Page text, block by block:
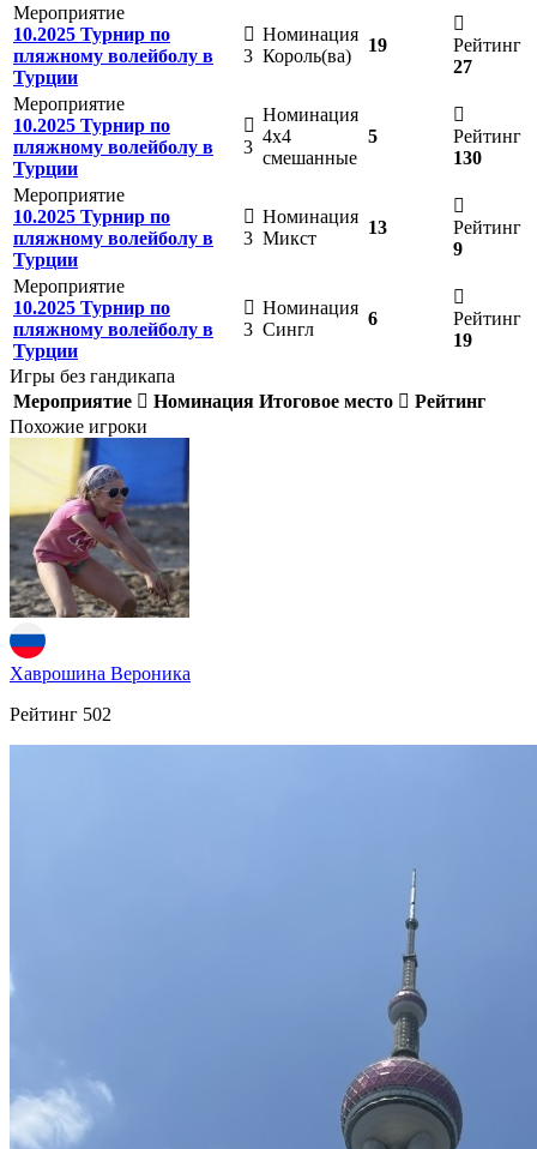
Мероприятие
10.2025 Турнир по
пляжному волейболу в
Турции
3
Номинация
Король(ва)
19
Рейтинг
27
Мероприятие
10.2025 Турнир по
пляжному волейболу в
Турции
3
Номинация
4х4
смешанные
5
Рейтинг
130
Мероприятие
10.2025 Турнир по
пляжному волейболу в
Турции
3
Номинация
Микст
13
Рейтинг
9
Мероприятие
10.2025 Турнир по
пляжному волейболу в
Турции
3
Номинация
Сингл
6
Рейтинг
19
Игры без гандикапа
Мероприятие
Номинация Итоговое место
Рейтинг
Похожие игроки
Хаврошина Вероника
Рейтинг 502